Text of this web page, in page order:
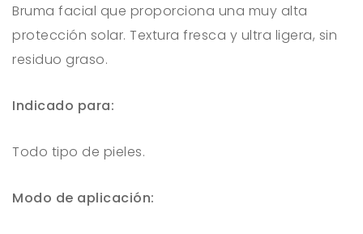
Bruma facial que proporciona una muy alta
protección solar. Textura fresca y ultra ligera, sin
residuo graso.
Indicado para:
Todo tipo de pieles.
Modo de aplicación: